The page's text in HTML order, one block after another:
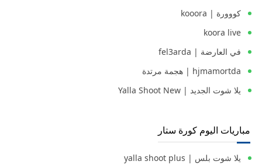
كووورة | kooora
koora live
في العارضة | fel3arda
hjmamortda | هجمة مرتدة
يلا شوت الجديد | Yalla Shoot New
مباريات اليوم كورة ستار
يلا شوت بلس | yalla shoot plus